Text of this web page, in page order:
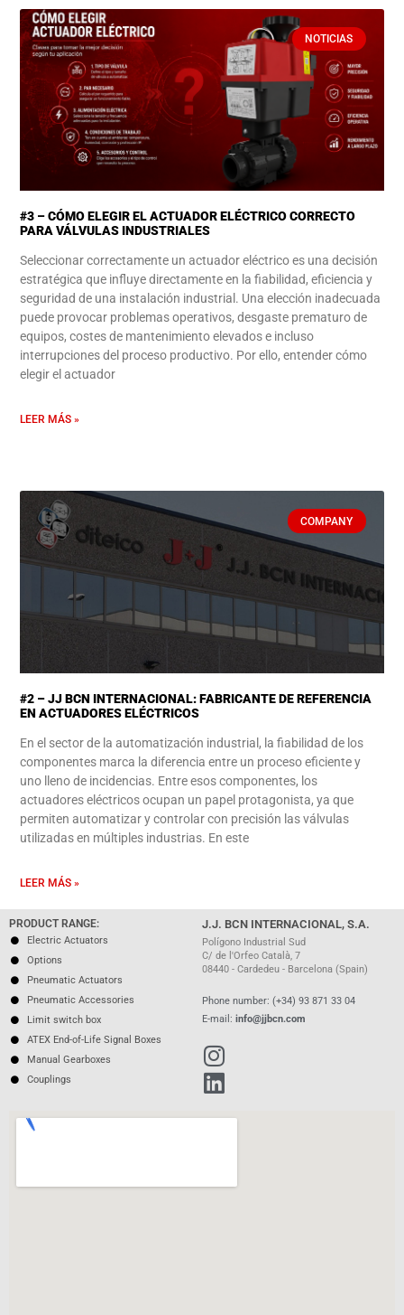
NOTICIAS
#3 – CÓMO ELEGIR EL ACTUADOR ELÉCTRICO CORRECTO
PARA VÁLVULAS INDUSTRIALES
Seleccionar correctamente un actuador eléctrico es una decisión
estratégica que influye directamente en la fiabilidad, eficiencia y
seguridad de una instalación industrial. Una elección inadecuada
puede provocar problemas operativos, desgaste prematuro de
equipos, costes de mantenimiento elevados e incluso
interrupciones del proceso productivo. Por ello, entender cómo
elegir el actuador
LEER MÁS »
COMPANY
#2 – JJ BCN INTERNACIONAL: FABRICANTE DE REFERENCIA
EN ACTUADORES ELÉCTRICOS
En el sector de la automatización industrial, la fiabilidad de los
componentes marca la diferencia entre un proceso eficiente y
uno lleno de incidencias. Entre esos componentes, los
actuadores eléctricos ocupan un papel protagonista, ya que
permiten automatizar y controlar con precisión las válvulas
utilizadas en múltiples industrias. En este
LEER MÁS »
PRODUCT RANGE:
Electric Actuators
Options
Pneumatic Actuators
Pneumatic Accessories
Limit switch box
ATEX End-of-Life Signal Boxes
Manual Gearboxes
Couplings
J.J. BCN INTERNACIONAL, S.A.
Polígono Industrial Sud
C/ de l'Orfeo Català, 7
08440 - Cardedeu - Barcelona (Spain)
Phone number: (+34) 93 871 33 04
E-mail: info@jjbcn.com